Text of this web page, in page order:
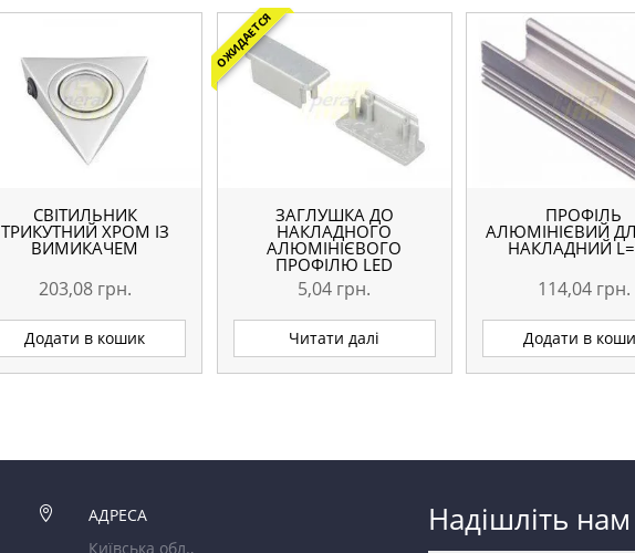
СВІТИЛЬНИК
ТРИКУТНИЙ ХРОМ ІЗ
ВИМИКАЧЕМ
203,08 грн.
Додати в кошик
ОЖИДАЕТСЯ
ЗАГЛУШКА ДО
НАКЛАДНОГО
АЛЮМІНІЄВОГО
ПРОФІЛЮ LED
5,04 грн.
Читати далі
ПРОФІЛЬ
АЛЮМІНІЄВИЙ
НАКЛАДНИЙ
114,04 грн.
Додати в

АДРЕСА
Київська обл.,
Надішліть